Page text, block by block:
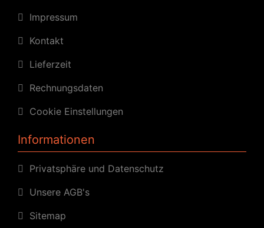
Impressum
Kontakt
Lieferzeit
Rechnungsdaten
Cookie Einstellungen
Informationen
Privatsphäre und Datenschutz
Unsere AGB's
Sitemap